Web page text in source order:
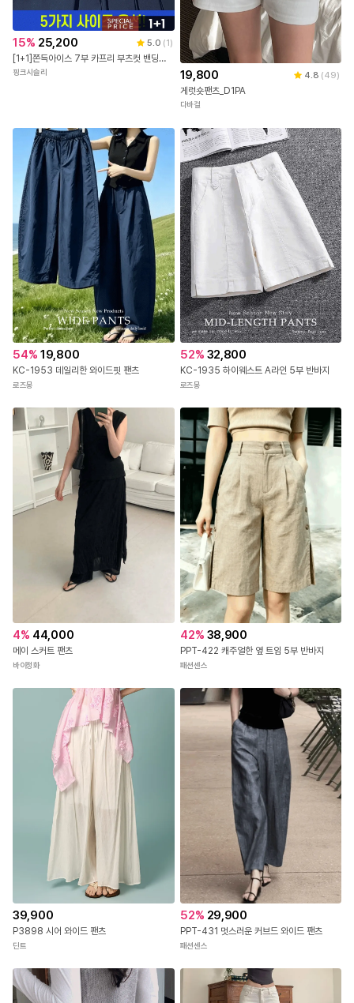
15% 25,200 5.0 (1)
[1+1]쫀득아이스 7부 카프리 부츠컷 밴딩팬츠
핑크시슬리 19,800 4.8 (49)
게럿숏팬츠_D1PA
다바걸
54% 19,800
KC-1953 데일리한 와이드핏 팬츠
로즈몽
52% 32,800
KC-1935 하이웨스트 A라인 5부 반바지
로즈몽
4% 44,000
메이 스커트 팬츠
바이정화
42% 38,900
PPT-422 캐주얼한 옆 트임 5부 반바지
패션센스
39,900
P3898 시어 와이드 팬츠
딘트
52% 29,900
PPT-431 멋스러운 커브드 와이드 팬츠
패션센스